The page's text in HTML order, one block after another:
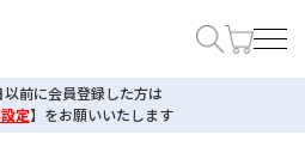
前に会員登録した方は
定】 をお願いいたします